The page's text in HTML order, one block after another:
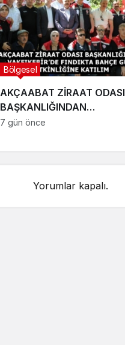
AKÇAABAT ZİRAAT ODASI
BAŞKANLIĞINDAN
VAKFIKEBİR’DE FINDIKTA
Bölgesel
7 gün önce
Yorumlar kapalı.